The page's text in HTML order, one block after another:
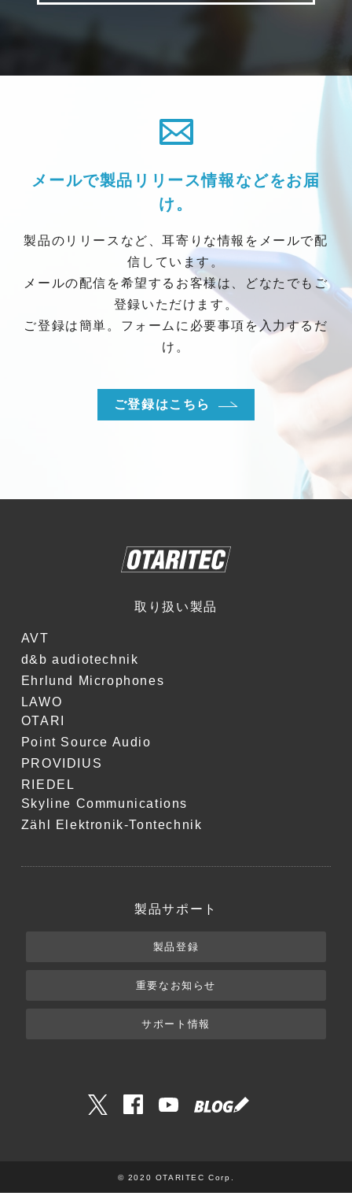
メールで製品リリース情報などをお届
け。
製品のリリースなど、耳寄りな情報をメールで配
信しています。
メールの配信を希望するお客様は、どなたでもご
登録いただけます。
ご登録は簡単。フォームに必要事項を入力するだ
け。
ご登録はこちら
取り扱い製品
AVT
d&b audiotechnik
Ehrlund Microphones
LAWO
OTARI
Point Source Audio
PROVIDIUS
RIEDEL
Skyline Communications
Zähl Elektronik-Tontechnik
製品サポート
製品登録
重要なお知らせ
サポート情報
© 2020 OTARITEC Corp.